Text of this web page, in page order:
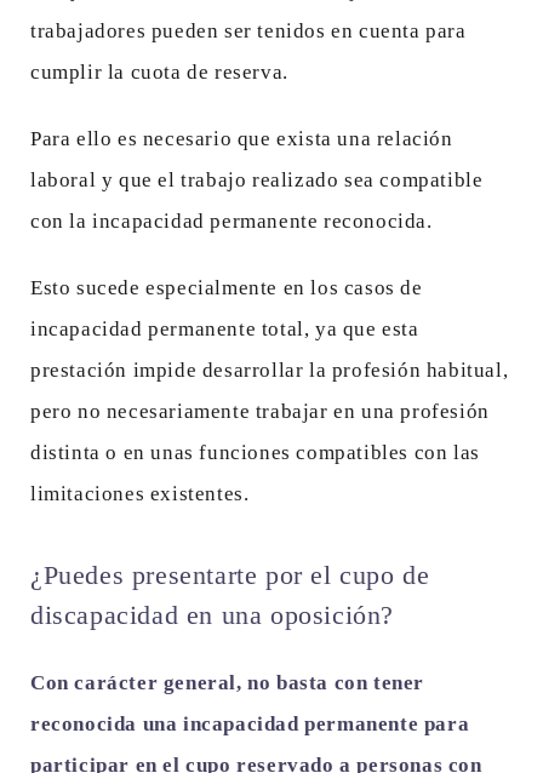
trabajadores pueden ser tenidos en cuenta para
cumplir la cuota de reserva.
Para ello es necesario que exista una relación
laboral y que el trabajo realizado sea compatible
con la incapacidad permanente reconocida.
Esto sucede especialmente en los casos de
incapacidad permanente total, ya que esta
prestación impide desarrollar la profesión habitual,
pero no necesariamente trabajar en una profesión
distinta o en unas funciones compatibles con las
limitaciones existentes.
¿Puedes presentarte por el cupo de
discapacidad en una oposición?
Con carácter general, no basta con tener
reconocida una incapacidad permanente para
participar en el cupo reservado a personas con